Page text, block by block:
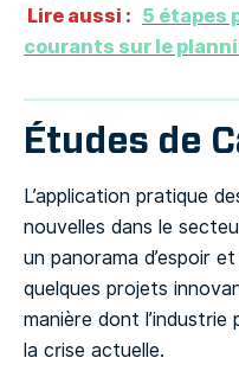
Lire aussi : 5 étapes
courants sur le
Études de
L’application pratique
nouvelles dans le
un panorama d’espoir
quelques projets
manière dont
la crise actuelle.